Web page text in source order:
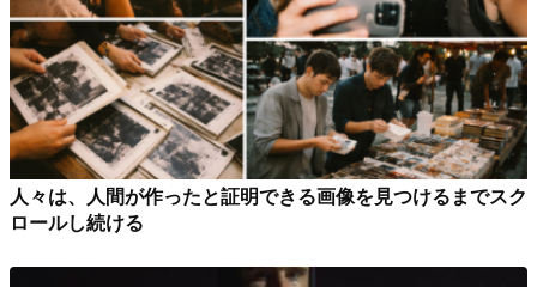
人々は、人間が作ったと証明できる画像を見つけるまでスク
ロールし続ける